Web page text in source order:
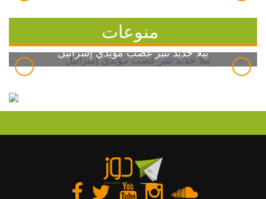
منوعات
بيلا حديد تثير غضب مؤيدي إسرائيل